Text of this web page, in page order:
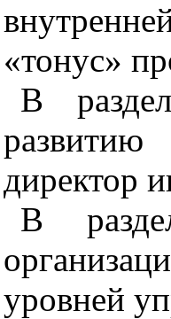
«тонус»
В
директор
В
уровней